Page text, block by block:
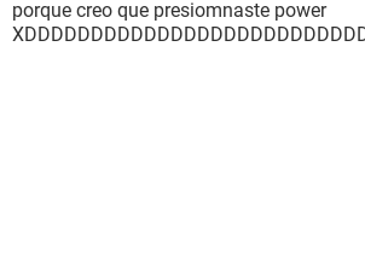
porque creo que presiomnaste power